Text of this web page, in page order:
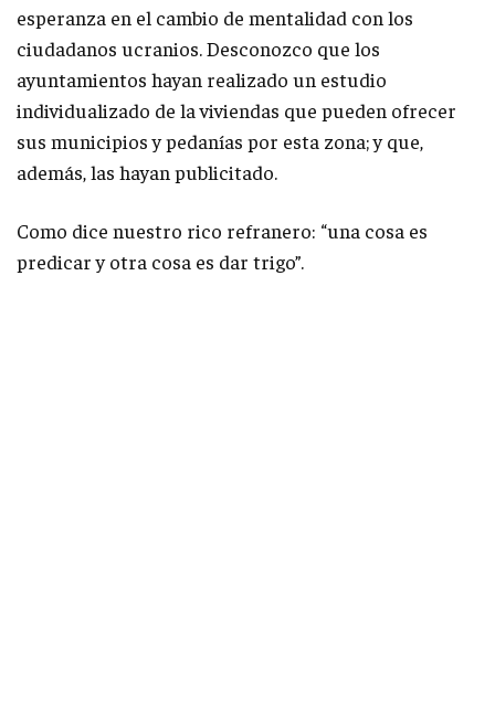
esperanza en el cambio de mentalidad con los
ciudadanos ucranios. Desconozco que los
ayuntamientos hayan realizado un estudio
individualizado de la viviendas que pueden ofrecer
sus municipios y pedanías por esta zona; y que,
además, las hayan publicitado.
Como dice nuestro rico refranero: “una cosa es
predicar y otra cosa es dar trigo”.